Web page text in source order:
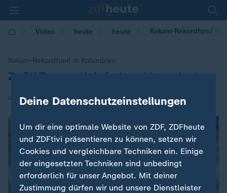
Video heute heute Kokain-Rekordfund in
Kokain-Rekordfund in Kolumbien
:
Zwölf Tonnen Kokain beschlagnahmt
09.11.2017 | 07:50
Deine Datenschutzeinstellungen
Um dir eine optimale Website von ZDF, ZDFheute
und ZDFtivi präsentieren zu können, setzen wir
Cookies und vergleichbare Techniken ein. Einige
der eingesetzten Techniken sind unbedingt
erforderlich für unser Angebot. Mit deiner
Zustimmung dürfen wir und unsere Dienstleister